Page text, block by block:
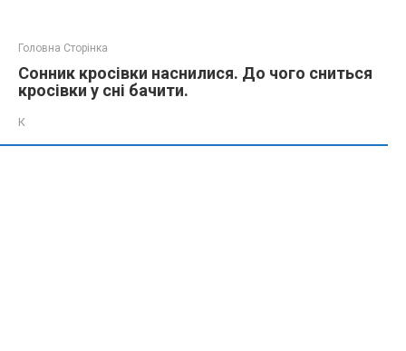
Головна Сторінка
Сонник кросівки наснилися. До чого сниться
кросівки у сні бачити.
К